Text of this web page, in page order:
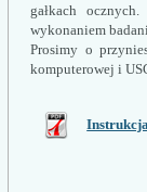
gałkach
wykonaniem
Prosimy o
komputerowej i